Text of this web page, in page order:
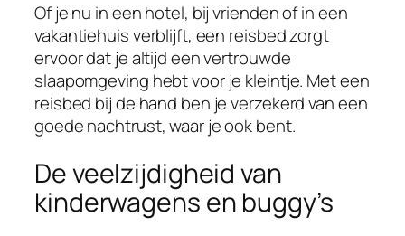
Of je nu in een hotel, bij vrienden of in een
vakantiehuis verblijft, een reisbed zorgt
ervoor dat je altijd een vertrouwde
slaapomgeving hebt voor je kleintje. Met een
reisbed bij de hand ben je verzekerd van een
goede nachtrust, waar je ook bent.
De veelzijdigheid van
kinderwagens en buggy’s